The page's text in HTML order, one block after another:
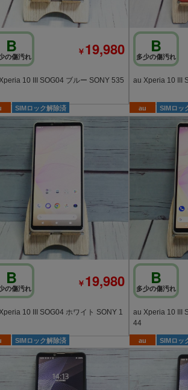
B
の傷汚れ ￥19,980
au Xperia 10 III SOG04 ブルー SONY 535
B
多少の傷汚れ
SIMロック解除済
B
の傷汚れ ￥19,980
10 III SOG04 ホワイト SONY 1
au SIMロッ
B
多少の傷汚れ
au Xperia 10 III
44
SIMロック解除済 au SIMロッ